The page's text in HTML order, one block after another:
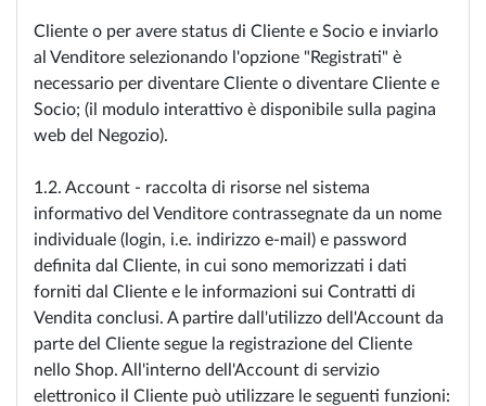
Cliente o per avere status di Cliente e Socio e inviarlo
al Venditore selezionando l'opzione "Registrati" è
necessario per diventare Cliente o diventare Cliente e
Socio; (il modulo interattivo è disponibile sulla pagina
web del Negozio).
1.2. Account - raccolta di risorse nel sistema
informativo del Venditore contrassegnate da un nome
individuale (login, i.e. indirizzo e-mail) e password
definita dal Cliente, in cui sono memorizzati i dati
forniti dal Cliente e le informazioni sui Contratti di
Vendita conclusi. A partire dall'utilizzo dell'Account da
parte del Cliente segue la registrazione del Cliente
nello Shop. All'interno dell'Account di servizio
elettronico il Cliente può utilizzare le seguenti funzioni: